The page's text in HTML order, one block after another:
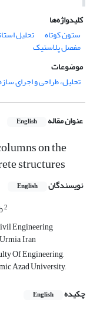
کلیدواژه‌ها
ستون کوتاه
تحلیل
مفصل پلاستیک
موضوعات
تحلیل، طراحی و اجرای
عنوان مقاله English
on the
structures
نویسندگان English
2
Engineering
Iran
Of Engineering,
Azad University,
چکیده
English